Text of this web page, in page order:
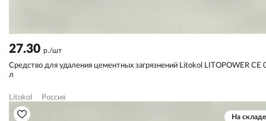
27.30 р./шт
Средство для удаления цементных загрязнений Litokol LITOPOWER CE
л
Litokol Россия
На складе